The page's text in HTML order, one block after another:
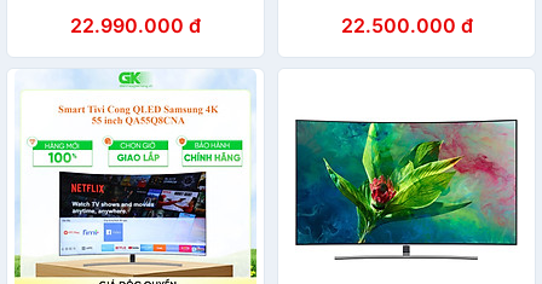
22.990.000 đ 22.500.000 đ